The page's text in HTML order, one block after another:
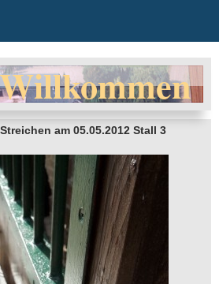
Willkommen
am 05.05.2012 Stall 3